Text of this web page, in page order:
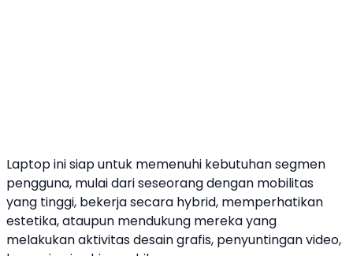
Laptop ini siap untuk memenuhi kebutuhan segmen
pengguna, mulai dari seseorang dengan mobilitas
yang tinggi, bekerja secara hybrid, memperhatikan
estetika, ataupun mendukung mereka yang
melakukan aktivitas desain grafis, penyuntingan video,